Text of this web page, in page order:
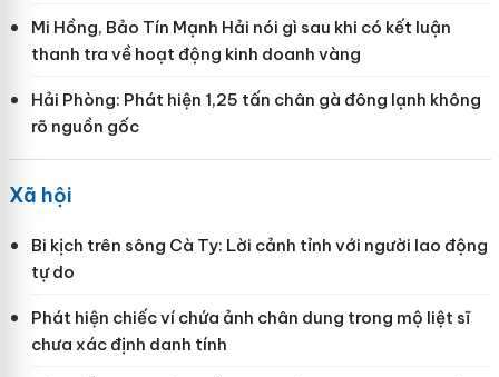
Mi Hồng, Bảo Tín Mạnh Hải nói gì sau khi có kết luận
thanh tra về hoạt động kinh doanh vàng
Hải Phòng: Phát hiện 1,25 tấn chân gà đông lạnh không
rõ nguồn gốc
Xã hội
Bi kịch trên sông Cà Ty: Lời cảnh tỉnh với người lao động
tự do
Phát hiện chiếc ví chứa ảnh chân dung trong mộ liệt sĩ
chưa xác định danh tính